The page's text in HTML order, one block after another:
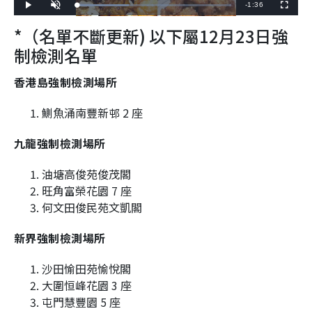
l
y
n
u
t
e
L
o
d
e
d
7
5
R
-1:36
u
s
*（名單不斷更新) 以下屬12月23日強
制檢測名單
香港島強制檢測場所
鰂魚涌南豐新邨 2 座
九龍強制檢測場所
油塘高俊苑俊茂閣
旺角富榮花園 7 座
何文田俊民苑文凱閣
新界強制檢測場所
沙田愉田苑愉悅閣
大圍恒峰花園 3 座
屯門慧豐園 5 座